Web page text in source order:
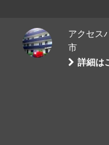
アクセス
市
詳細は